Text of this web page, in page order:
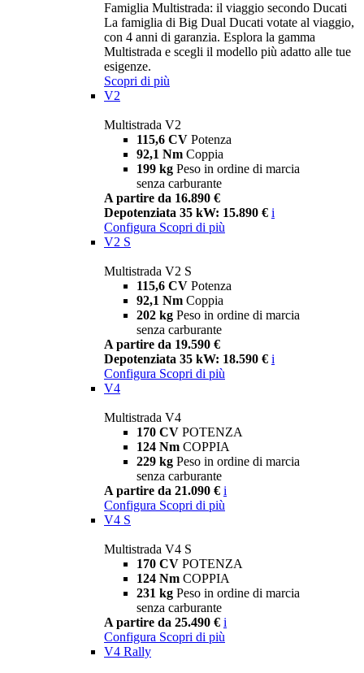
Famiglia Multistrada: il viaggio secondo Ducati
La famiglia di Big Dual Ducati votate al viaggio,
con 4 anni di garanzia. Esplora la gamma
Multistrada e scegli il modello più adatto alle tue
esigenze.
Scopri di più
V2
Multistrada V2
115,6 CV Potenza
92,1 Nm Coppia
199 kg Peso in ordine di marcia
senza carburante
A partire da 16.890 €
Depotenziata 35 kW: 15.890 € i
Configura Scopri di più
V2 S
Multistrada V2 S
115,6 CV Potenza
92,1 Nm Coppia
202 kg Peso in ordine di marcia
senza carburante
A partire da 19.590 €
Depotenziata 35 kW: 18.590 € i
Configura Scopri di più
V4
Multistrada V4
170 CV POTENZA
124 Nm COPPIA
229 kg Peso in ordine di marcia
senza carburante
A partire da 21.090 € i
Configura Scopri di più
V4 S
Multistrada V4 S
170 CV POTENZA
124 Nm COPPIA
231 kg Peso in ordine di marcia
senza carburante
A partire da 25.490 € i
Configura Scopri di più
V4 Rally